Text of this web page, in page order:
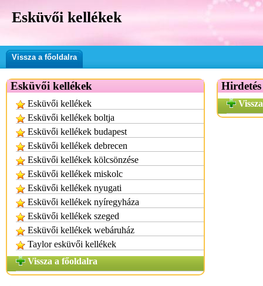
Esküvői kellékek
Vissza a főoldalra
Esküvői kellékek
Esküvői kellékek
Esküvői kellékek boltja
Esküvői kellékek budapest
Esküvői kellékek debrecen
Esküvői kellékek kölcsönzése
Esküvői kellékek miskolc
Esküvői kellékek nyugati
Esküvői kellékek nyíregyháza
Esküvői kellékek szeged
Esküvői kellékek webáruház
Taylor esküvői kellékek
Vissza a főoldalra
Hirdetés